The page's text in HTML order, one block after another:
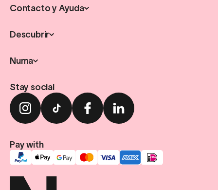
Contacto y Ayuda
Descubrir
Numa
Stay social
Pay with